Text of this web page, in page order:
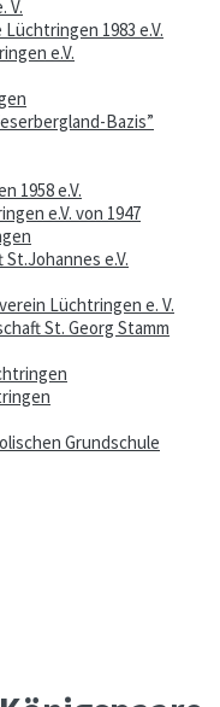
V.
1983 e.V.
e.V.
Bazis”
1958 e.V.
e.V. von 1947
e.V.
Lüchtringen e. V.
St. Georg Stamm
Grundschule